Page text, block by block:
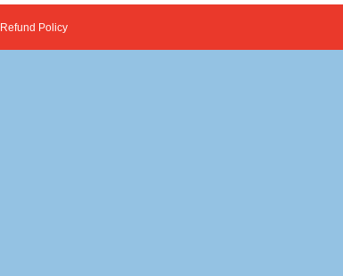
Refund Policy